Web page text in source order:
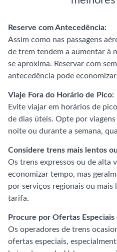
Reserve com Antecedência:
Assim como nas passagens
de trem tendem a aumentar à
se aproxima. Reservar com
antecedência pode
Viaje Fora do Horário de Pico:
Evite viajar em horários de
de dias úteis. Opte por
noite ou durante a semana,
Considere trens mais lentos
Os trens expressos ou de alta
economizar tempo, mas
por serviços regionais ou mais
tarifa.
Procure por Ofertas Especiais
Os operadores de trens
ofertas especiais,